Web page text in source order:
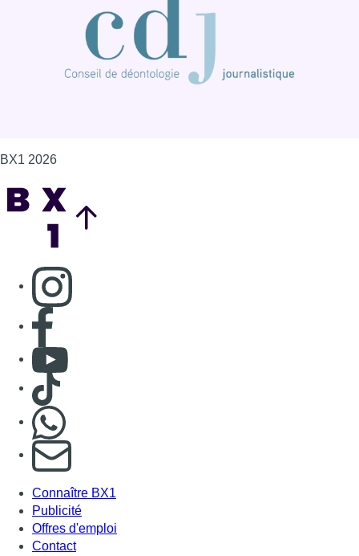
BX1 2026
Consulter page Instagram
Consulter page Facebook
Consulter Youtube
Consulter TikTok
S'abonner à notre newsletter
Connaître BX1
Publicité
Offres d'emploi
Contact